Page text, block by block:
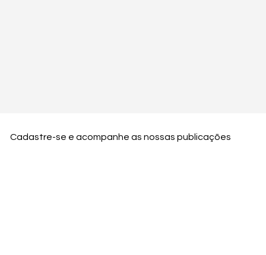
Cadastre-se e acompanhe as nossas publicações